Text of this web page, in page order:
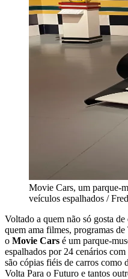
Movie Cars, um parque-
veículos espalhados /
Voltado a quem não só gosta
quem ama filmes, programas
o Movie Cars é um parque-
espalhados por 24 cenários
são cópias fiéis de carros
Volta Para o Futuro e tantos